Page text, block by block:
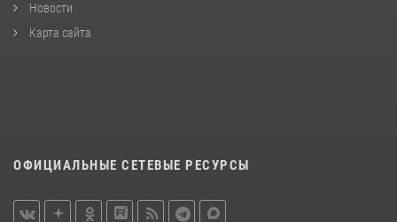
Новости
Карта сайта
ОФИЦИАЛЬНЫЕ СЕТЕВЫЕ РЕСУРСЫ